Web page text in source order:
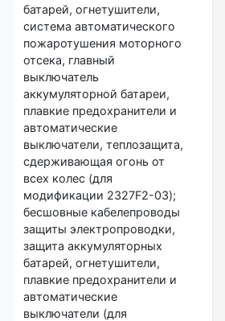
батарей, огнетушители,
система автоматического
пожаротушения моторного
отсека, главный
выключатель
аккумуляторной батареи,
плавкие предохранители и
автоматические
выключатели, теплозащита,
сдерживающая огонь от
всех колес (для
модификации 2327F2-03);
бесшовные кабелепроводы
защиты электропроводки,
защита аккумуляторных
батарей, огнетушители,
плавкие предохранители и
автоматические
выключатели (для